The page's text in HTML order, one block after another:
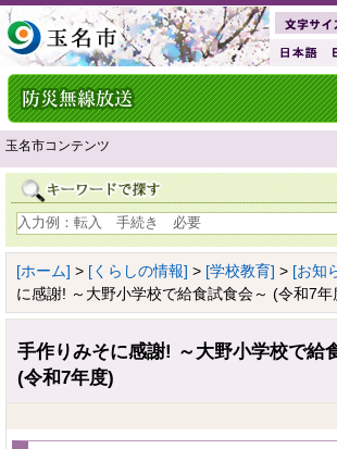
玉名市コンテンツ
[ホーム] > [くらしの情報] > [学校教育] > [お知
に感謝! ～大野小学校で給食試食会～ (令和7年
手作りみそに感謝! ～大野小学校で給
(令和7年度)